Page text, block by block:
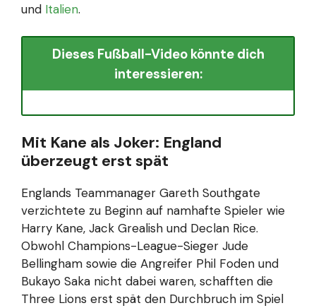
und Italien.
Dieses Fußball-Video könnte dich
interessieren:
Mit Kane als Joker: England
überzeugt erst spät
Englands Teammanager Gareth Southgate
verzichtete zu Beginn auf namhafte Spieler wie
Harry Kane, Jack Grealish und Declan Rice.
Obwohl Champions-League-Sieger Jude
Bellingham sowie die Angreifer Phil Foden und
Bukayo Saka nicht dabei waren, schafften die
Three Lions erst spät den Durchbruch im Spiel